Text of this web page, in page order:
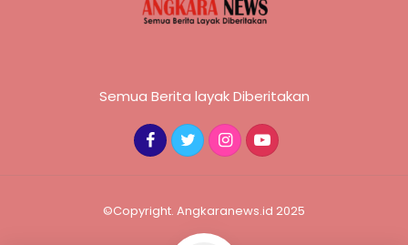
Semua Berita layak Diberitakan
©Copyright. Angkaranews.id 2025